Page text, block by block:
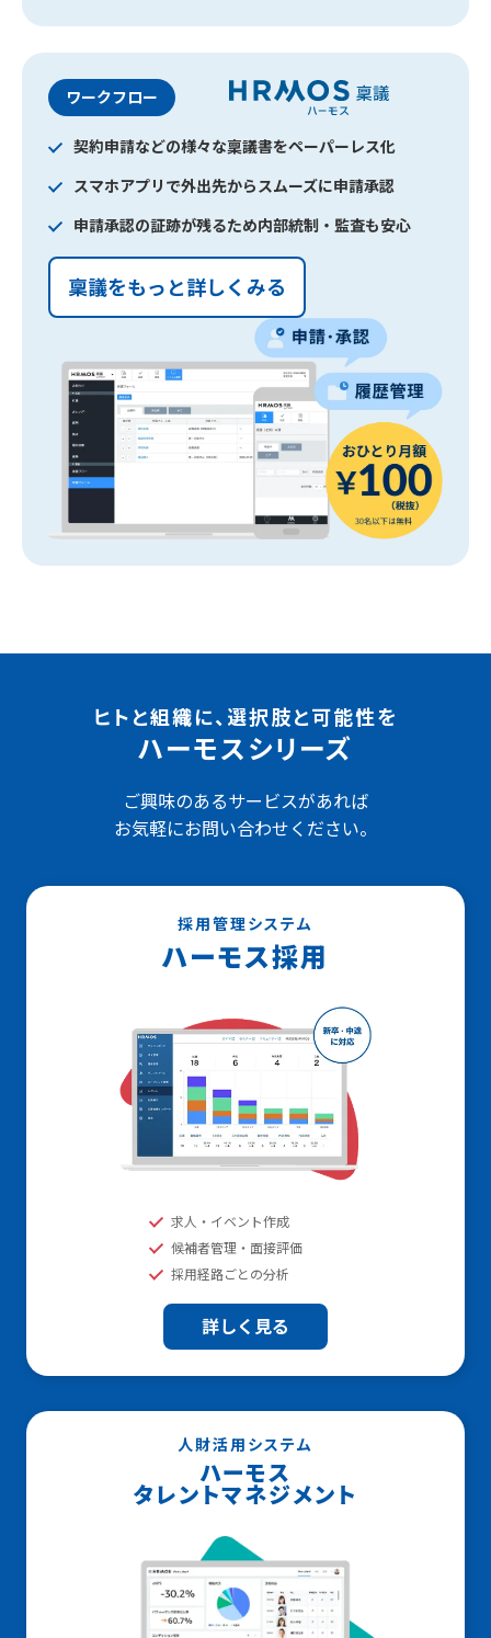
ワークフロー
契約申請などの様々な稟議書をペーパーレス化
スマホアプリで外出先からスムーズに申請承認
申請承認の証跡が残るため内部統制・監査も安心
稟議をもっと詳しくみる
ヒトと組織に、選択肢と可能性を
ハーモスシリーズ
ご興味のあるサービスがあれば
お気軽にお問い合わせください。
採用管理システム
ハーモス採用
求人・イベント作成
候補者管理・面接評価
採用経路ごとの分析
詳しく見る
人財活用システム
ハーモス
タレントマネジメント